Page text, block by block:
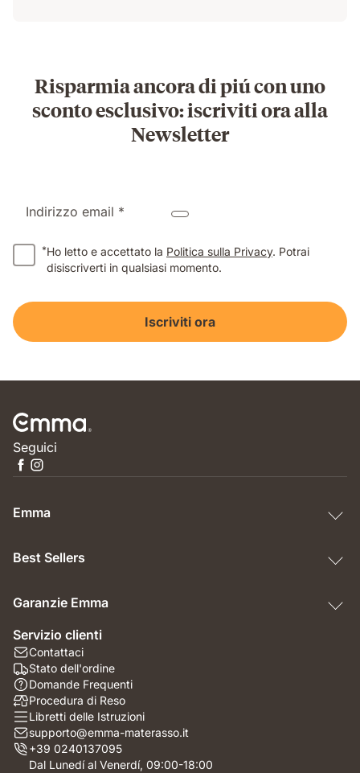
Risparmia ancora di piú con uno
sconto esclusivo: iscriviti ora alla
Newsletter
Indirizzo email *
*Ho letto e accettato la Politica sulla Privacy. Potrai
disiscriverti in qualsiasi momento.
Iscriviti ora
Seguici
Emma
Best Sellers
Garanzie Emma
Servizio clienti
Contattaci
Stato dell'ordine
Domande Frequenti
Procedura di Reso
Libretti delle Istruzioni
supporto@emma-materasso.it
+39 0240137095
Dal Lunedí al Venerdí, 09:00-18:00